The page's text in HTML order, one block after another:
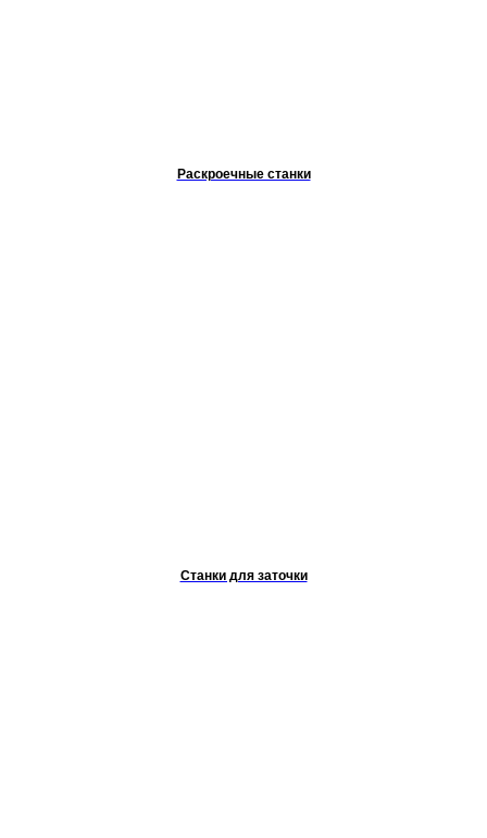
Раскроечные станки
Станки для заточки